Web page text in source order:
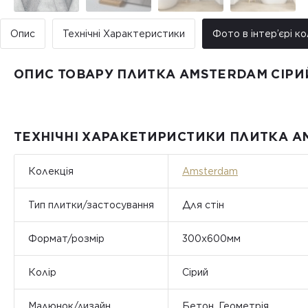
Опис Технічні Характеристики Фото в інтер’єрі
ОПИС ТОВАРУ ПЛИТКА AMSTERDAM
ТЕХНІЧНІ ХАРАКЕТИРИСТИКИ ПЛИТКА
Колекція Amsterdam
Тип плитки/застосування Для стін
Формат/розмір 300x600мм
Колір Сірий